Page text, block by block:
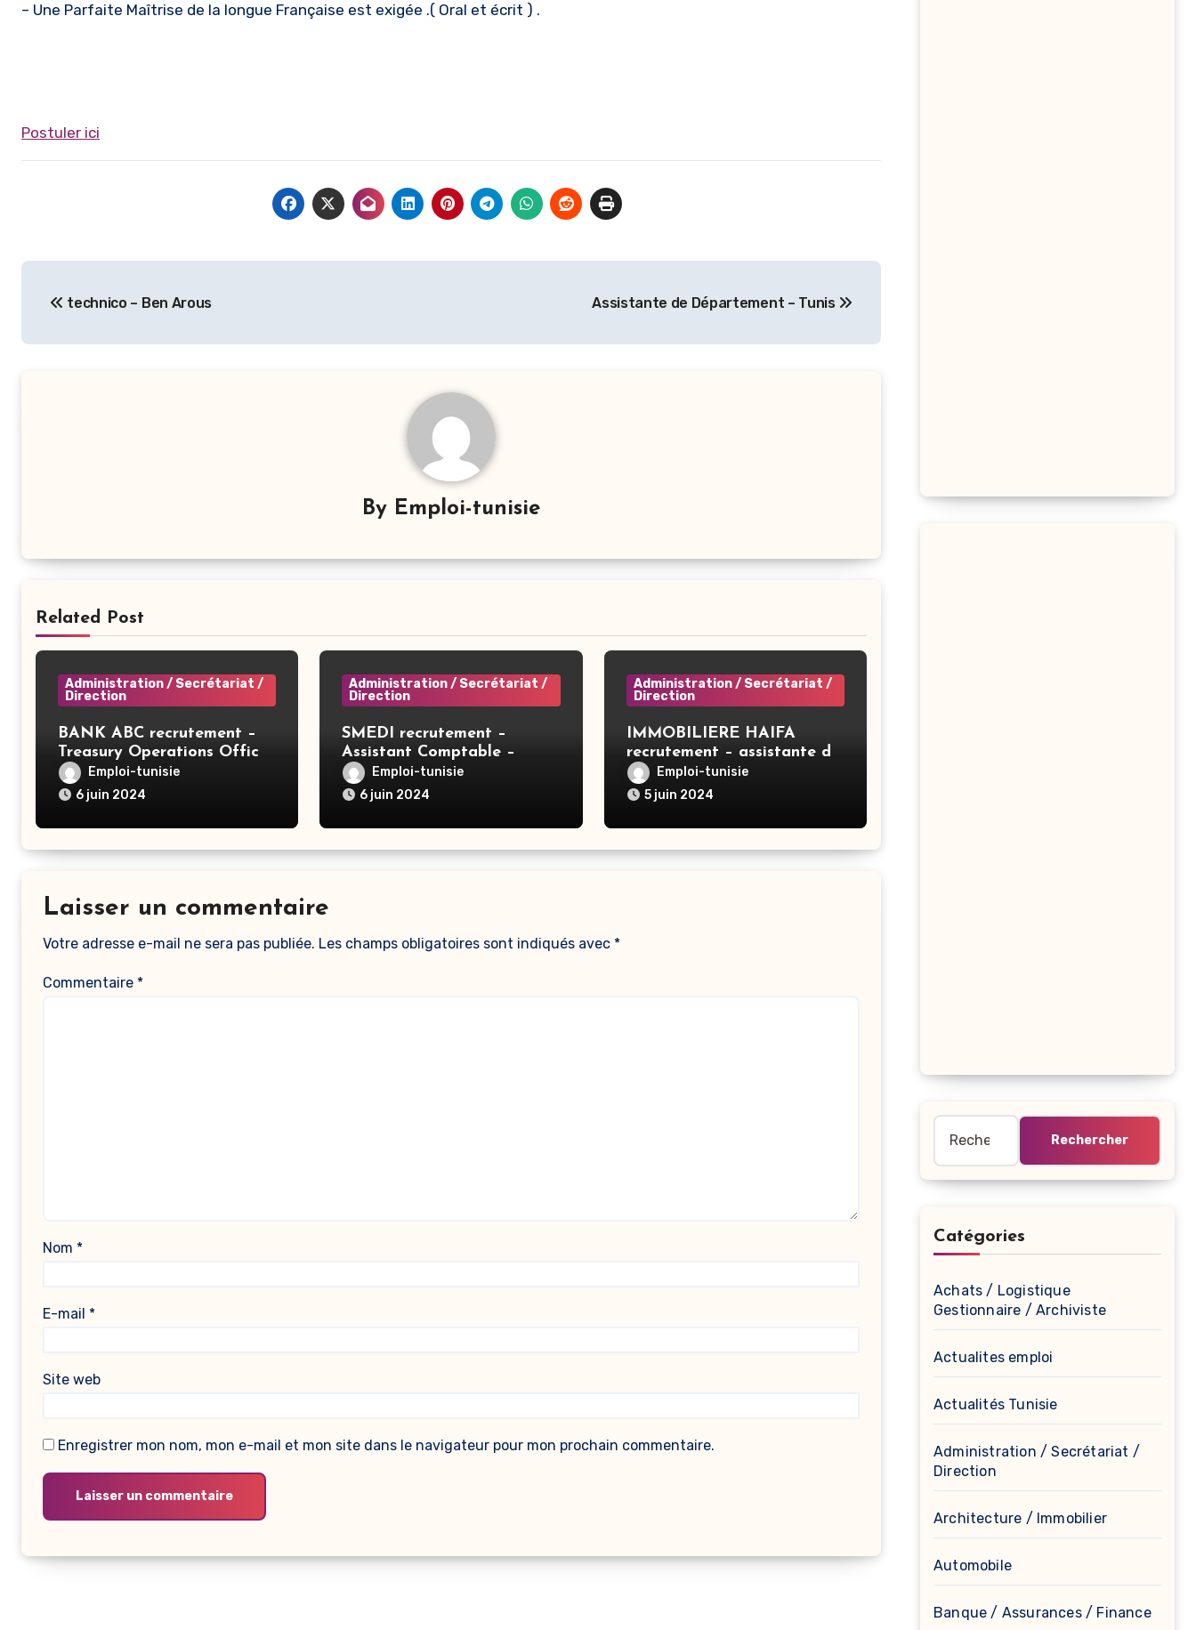
– Une Parfaite Maîtrise de la longue Française est exigée .( Oral et écrit ) .
Postuler ici
de
l’article
technico – Ben Arous Assistante de Département – Tunis
By Emploi-tunisie
Related Post
Administration / Secrétariat /
Direction
BANK ABC recrutement –
Treasury Operations Officer
– TunisEmploi-tunisie
6 juin 2024
Administration / Secrétariat /
Direction
SMEDI recrutement –
Assistant Comptable –
ArianaEmploi-tunisie
6 juin 2024
Administration / Secrétariat /
Direction
IMMOBILIERE HAIFA
recrutement – assistante de
direction – Tunis
Emploi-tunisie
5 juin 2024
Laisser un commentaire
Votre adresse e-mail ne sera pas publiée. Les champs obligatoires sont indiqués avec *
Commentaire *
Nom *
E-mail *
Site web
Enregistrer mon nom, mon e-mail et mon site dans le navigateur pour mon prochain commentaire.
Catégories
Achats / Logistique
Gestionnaire / Archiviste
Actualites emploi
Actualités Tunisie
Administration / Secrétariat /
Direction
Architecture / Immobilier
Automobile
Banque / Assurances / Finance